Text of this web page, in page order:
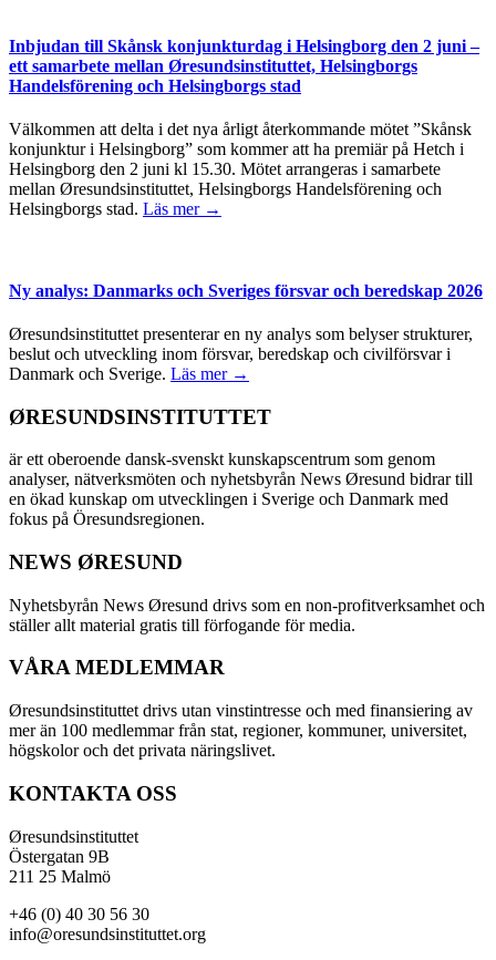
Inbjudan till Skånsk konjunkturdag i Helsingborg den 2 juni –
ett samarbete mellan Øresundsinstituttet, Helsingborgs
Handelsförening och Helsingborgs stad
Välkommen att delta i det nya årligt återkommande mötet ”Skånsk
konjunktur i Helsingborg” som kommer att ha premiär på Hetch i
Helsingborg den 2 juni kl 15.30. Mötet arrangeras i samarbete
mellan Øresundsinstituttet, Helsingborgs Handelsförening och
Helsingborgs stad. Läs mer →
Ny analys: Danmarks och Sveriges försvar och beredskap 2026
Øresundsinstituttet presenterar en ny analys som belyser strukturer,
beslut och utveckling inom försvar, beredskap och civilförsvar i
Danmark och Sverige. Läs mer →
ØRESUNDSINSTITUTTET
är ett oberoende dansk-svenskt kunskapscentrum som genom
analyser, nätverksmöten och nyhetsbyrån News Øresund bidrar till
en ökad kunskap om utvecklingen i Sverige och Danmark med
fokus på Öresundsregionen.
NEWS ØRESUND
Nyhetsbyrån News Øresund drivs som en non-profitverksamhet och
ställer allt material gratis till förfogande för media.
VÅRA MEDLEMMAR
Øresundsinstituttet drivs utan vinst­intresse och med finansiering av
mer än 100 medlemmar från stat, regioner, kommuner, universitet,
högskolor och det privata näringslivet.
KONTAKTA OSS
Øresundsinstituttet
Östergatan 9B
211 25 Malmö
+46 (0) 40 30 56 30
info@oresundsinstituttet.org